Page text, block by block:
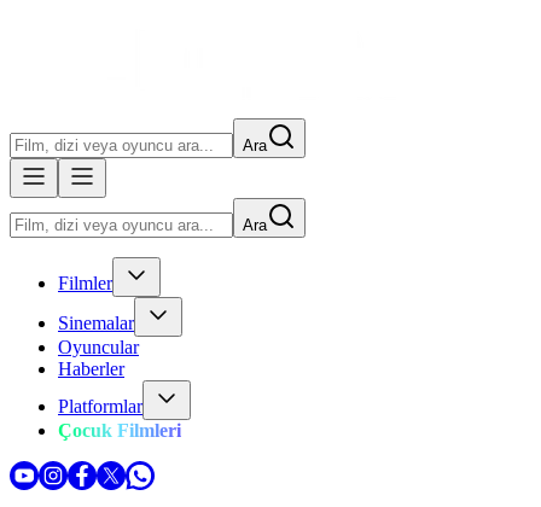
Ara
Ara
Filmler
Sinemalar
Oyuncular
Haberler
Platformlar
Çocuk Filmleri